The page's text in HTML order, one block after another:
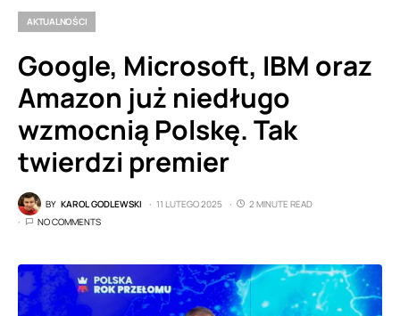
AKTUALNOŚCI
Google, Microsoft, IBM oraz
Amazon już niedługo
wzmocnią Polskę. Tak
twierdzi premier
BY KAROL GODLEWSKI 11 LUTEGO 2025
2 MINUTE READ
NO COMMENTS